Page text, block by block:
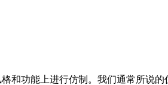
和功能上进行仿制。我们通常所说